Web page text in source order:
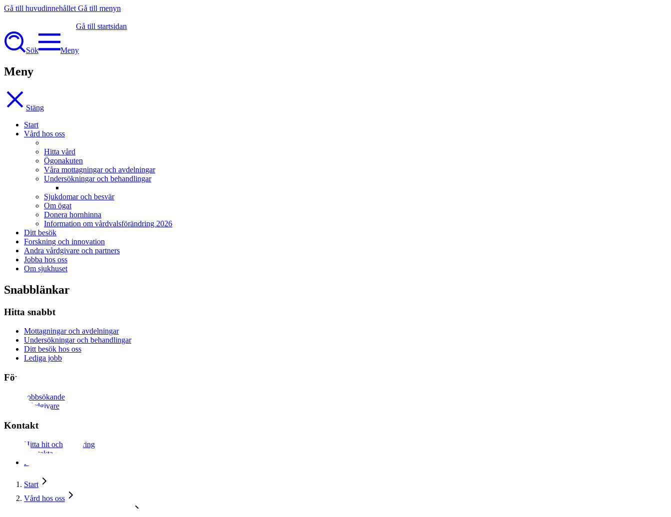
Gå till huvudinnehållet Gå till menyn
Gå till startsidan
Sök Meny
Meny
Stäng
Start
Vård hos oss
Hitta vård
Ögonakuten
Våra mottagningar och avdelningar
Undersökningar och behandlingar
Sjukdomar och besvär
Om ögat
Donera hornhinna
Information om vårdvalsförändring 2026
Ditt besök
Forskning och innovation
Andra vårdgivare och partners
Jobba hos oss
Om sjukhuset
Snabblänkar
Hitta snabbt
Mottagningar och avdelningar
Undersökningar och behandlingar
Ditt besök hos oss
Lediga jobb
För dig som är
Jobbsökande
Vårdgivare
Kontakt
Hitta hit och parkering
Kontakta oss
Press
Start
Vård hos oss